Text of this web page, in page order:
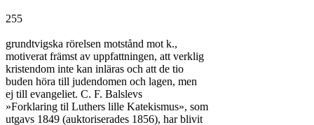
255
grundtvigska rörelsen motstånd mot k.,
motiverat främst av uppfattningen, att verklig
kristendom inte kan inläras och att de tio
buden höra till judendomen och lagen, men
ej till evangeliet. C. F. Balslevs
»Forklaring til Luthers lille Katekismus», som
utgavs 1849 (auktoriserades 1856), har blivit